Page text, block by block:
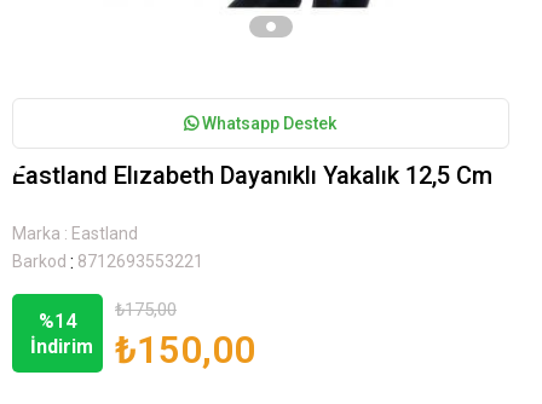
Whatsapp Destek
Eastland Elızabeth Dayanıklı Yakalık 12,5 Cm
Marka : Eastland
Barkod : 8712693553221
%14
İndirim
₺175,00
₺150,00